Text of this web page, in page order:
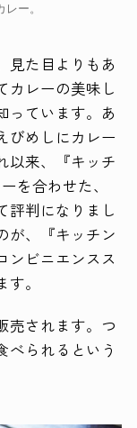
ー。
見た目よりもあ
カレーの美味し
っています。あ
びめしにカレー
以来、『キッチ
を合わせた、
評判になりまし
が、『キッチン
ンビニエンスス
。
売されます。つ
べられるという